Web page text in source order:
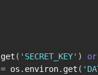
get ( 'SECRET_KEY' )
or
= os . environ. get (